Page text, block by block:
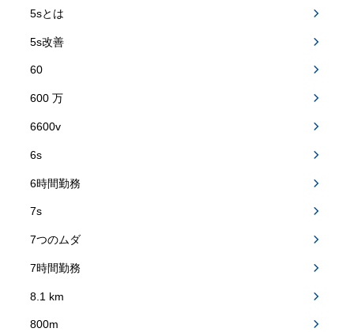
5sとは
5s改善
60
600 万
6600v
6s
6時間勤務
7s
7つのムダ
7時間勤務
8.1 km
800m